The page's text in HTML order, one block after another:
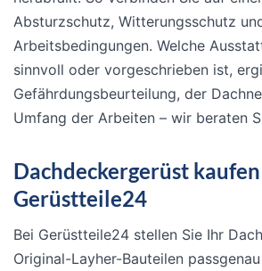
Absturzschutz, Witterungsschutz
Arbeitsbedingungen. Welche
sinnvoll oder vorgeschrieben ist,
Gefährdungsbeurteilung, der
Umfang der Arbeiten – wir beraten
Dachdeckergerüst
Gerüstteile24
Bei Gerüstteile24 stellen Sie Ihr
Original-Layher-Bauteilen